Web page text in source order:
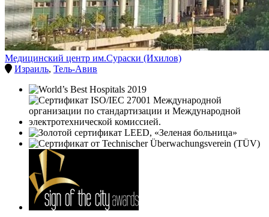
Медицинский центр им.Сураски (Ихилов)
Израиль, Тель-Авив